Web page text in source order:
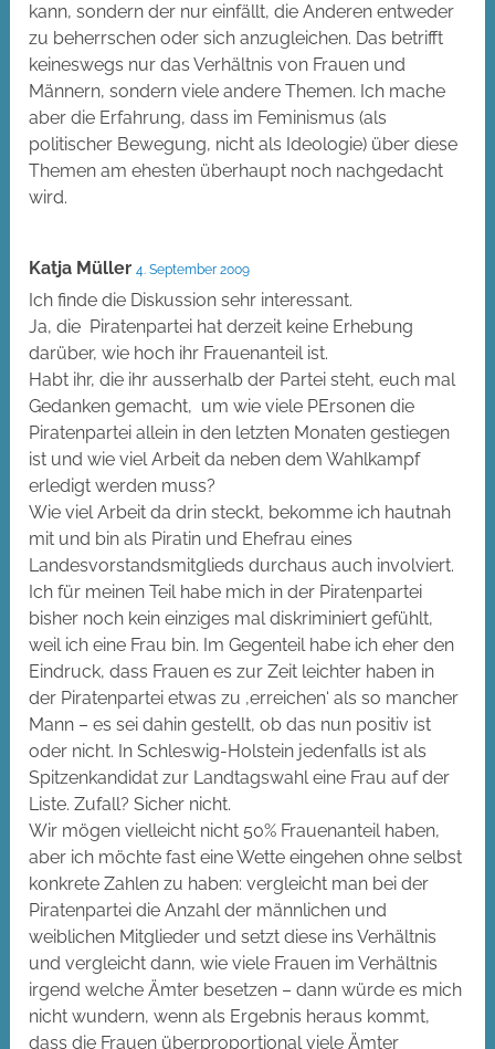
kann, sondern der nur einfällt, die Anderen entweder
zu beherrschen oder sich anzugleichen. Das betrifft
keineswegs nur das Verhältnis von Frauen und
Männern, sondern viele andere Themen. Ich mache
aber die Erfahrung, dass im Feminismus (als
politischer Bewegung, nicht als Ideologie) über diese
Themen am ehesten überhaupt noch nachgedacht
wird.
Katja Müller 4. September 2009
Ich finde die Diskussion sehr interessant.
Ja, die Piratenpartei hat derzeit keine Erhebung
darüber, wie hoch ihr Frauenanteil ist.
Habt ihr, die ihr ausserhalb der Partei steht, euch mal
Gedanken gemacht, um wie viele PErsonen die
Piratenpartei allein in den letzten Monaten gestiegen
ist und wie viel Arbeit da neben dem Wahlkampf
erledigt werden muss?
Wie viel Arbeit da drin steckt, bekomme ich hautnah
mit und bin als Piratin und Ehefrau eines
Landesvorstandsmitglieds durchaus auch involviert.
Ich für meinen Teil habe mich in der Piratenpartei
bisher noch kein einziges mal diskriminiert gefühlt,
weil ich eine Frau bin. Im Gegenteil habe ich eher den
Eindruck, dass Frauen es zur Zeit leichter haben in
der Piratenpartei etwas zu ‚erreichen‘ als so mancher
Mann – es sei dahin gestellt, ob das nun positiv ist
oder nicht. In Schleswig-Holstein jedenfalls ist als
Spitzenkandidat zur Landtagswahl eine Frau auf der
Liste. Zufall? Sicher nicht.
Wir mögen vielleicht nicht 50% Frauenanteil haben,
aber ich möchte fast eine Wette eingehen ohne selbst
konkrete Zahlen zu haben: vergleicht man bei der
Piratenpartei die Anzahl der männlichen und
weiblichen Mitglieder und setzt diese ins Verhältnis
und vergleicht dann, wie viele Frauen im Verhältnis
irgend welche Ämter besetzen – dann würde es mich
nicht wundern, wenn als Ergebnis heraus kommt,
dass die Frauen überproportional viele Ämter